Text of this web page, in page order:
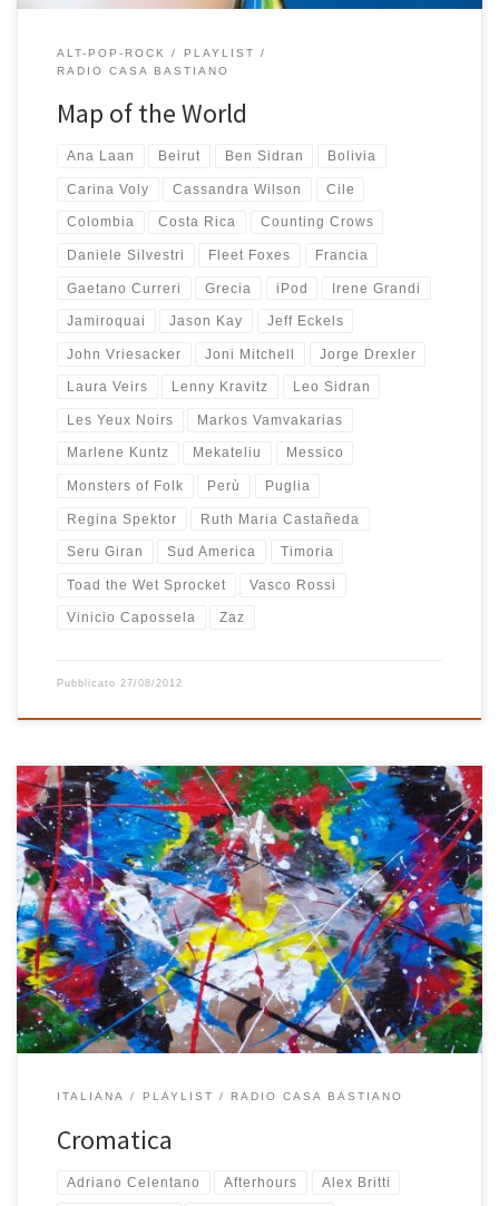
ALT-POP-ROCK
PLAYLIST
RADIO CASA BASTIANO
Map of the World
Ana Laan Beirut Ben Sidran Bolivia
Carina Voly Cassandra Wilson Cile
Colombia Costa Rica Counting Crows
Daniele Silvestri Fleet Foxes Francia
Gaetano Curreri Grecia iPod Irene Grandi
Jamiroquai Jason Kay Jeff Eckels
John Vriesacker Joni Mitchell Jorge Drexler
Laura Veirs Lenny Kravitz Leo Sidran
Les Yeux Noirs Markos Vamvakarias
Marlene Kuntz Mekateliu Messico
Monsters of Folk Perù Puglia
Regina Spektor Ruth Maria Castañeda
Seru Giran Sud America Timoria
Toad the Wet Sprocket Vasco Rossi
Vinicio Capossela Zaz
Pubblicato 27/08/2012
E’ tutta italiana e dedicata ai colori la playlist di aprile di RCB,
perfetta per cantare a squarciagola in macchina nelle prime gite
fuori porta. L’apertura è affidata a Luca Carboni che con Inno
Nazionale, canzone dal testo tagliente e dal ritmo incalzante,
prepara benissimo le basi per la potente versione di Up Patriots To
[…]
ITALIANA PLAYLIST RADIO CASA BASTIANO
Cromatica
Adriano Celentano Afterhours Alex Britti